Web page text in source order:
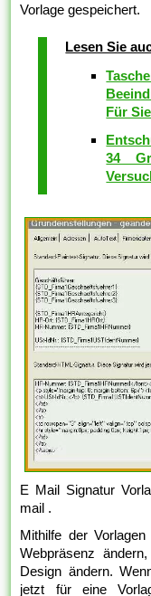
Vorlage gespeichert.
Lesen Sie
Für Sie
34
E Mail Signatur
mail .
Mithilfe der
Webpräsenz
Design ändern.
jetzt für eine